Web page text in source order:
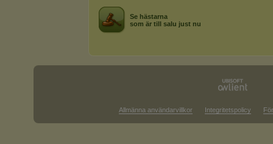
Se hästarna
som är till salu just nu
Allmänna användarvillkor Integritetspolicy